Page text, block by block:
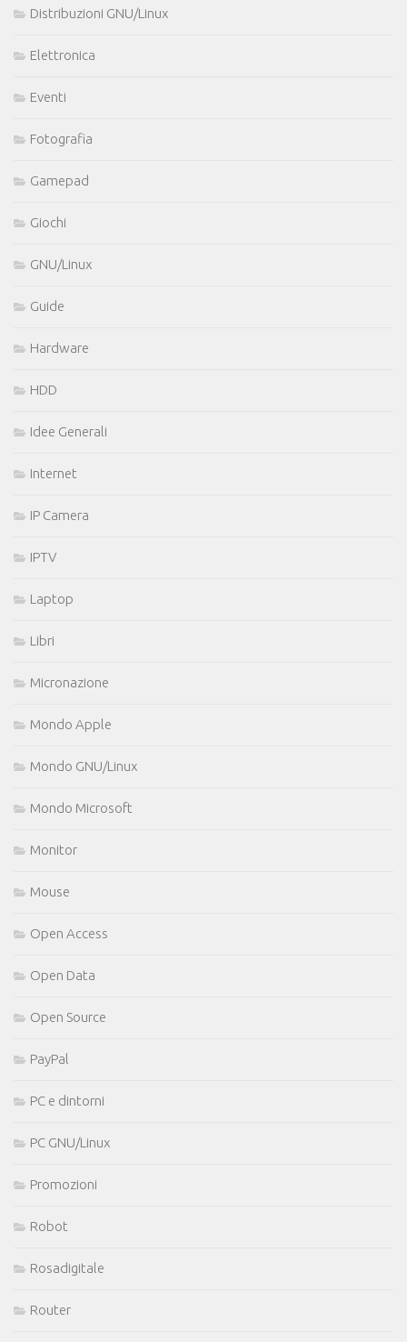
Distribuzioni GNU/Linux
Elettronica
Eventi
Fotografia
Gamepad
Giochi
GNU/Linux
Guide
Hardware
HDD
Idee Generali
Internet
IP Camera
IPTV
Laptop
Libri
Micronazione
Mondo Apple
Mondo GNU/Linux
Mondo Microsoft
Monitor
Mouse
Open Access
Open Data
Open Source
PayPal
PC e dintorni
PC GNU/Linux
Promozioni
Robot
Rosadigitale
Router